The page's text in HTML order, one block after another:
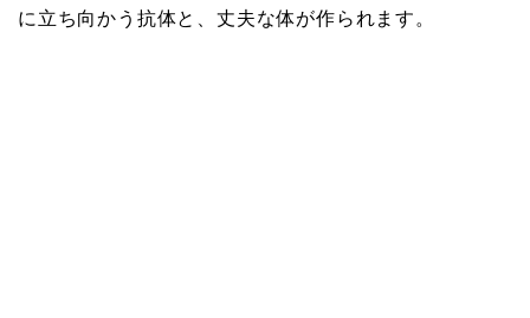
に立ち向かう抗体と、丈夫な体が作られます。